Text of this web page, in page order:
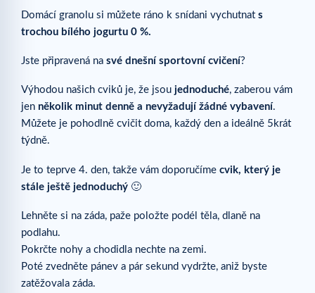
Domácí granolu si můžete ráno k snídani vychutnat s
trochou bílého jogurtu 0 %.
Jste připravená na své dnešní sportovní cvičení?
Výhodou našich cviků je, že jsou jednoduché, zaberou vám
jen několik minut denně a nevyžadují žádné vybavení.
Můžete je pohodlně cvičit doma, každý den a ideálně 5krát
týdně.
Je to teprve 4. den, takže vám doporučíme cvik, který je
stále ještě jednoduchý 🙂
Lehněte si na záda, paže položte podél těla, dlaně na
podlahu.
Pokrčte nohy a chodidla nechte na zemi.
Poté zvedněte pánev a pár sekund vydržte, aniž byste
zatěžovala záda.